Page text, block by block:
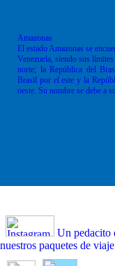
Amazonas
El estado Amazonas se
Venezuela, siendo sus
norte; la República del
Brasil por el este y la
oeste. Su nombre se debe a
Un pedacito
nuestros paquetes de viaje